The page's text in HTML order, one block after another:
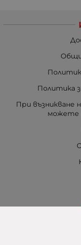
Общи
Политика
При възникване
можете